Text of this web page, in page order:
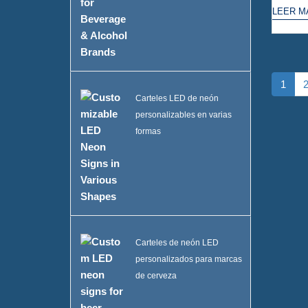
Carteles LED de neón
personalizables en varias
formas
Carteles de neón LED
personalizados para marcas
de cerveza
LEER
1 2